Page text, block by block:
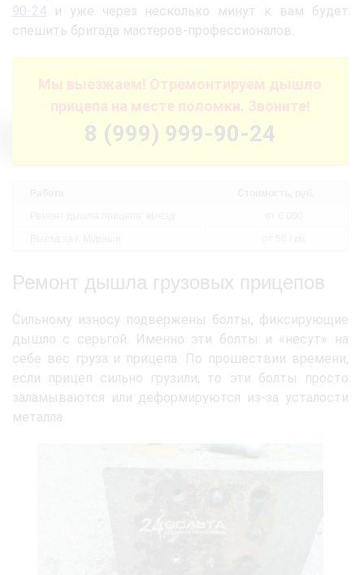
90-24 и уже через несколько минут к вам будет
спешить бригада мастеров-профессионалов.
Мы выезжаем! Отремонтируем дышло
прицепа на месте поломки. Звоните!
8 (999) 999-90-24
Ремонт дышла грузовых прицепов
Сильному износу подвержены болты, фиксирующие
дышло с серьгой. Именно эти болты и «несут» на
себе вес груза и прицепа. По прошествии времени,
если прицеп сильно грузили, то эти болты просто
заламываются или деформируются из-за усталости
металла.